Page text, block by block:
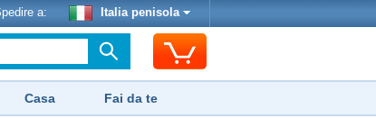
a: Italia penisola
Casa Fai da te